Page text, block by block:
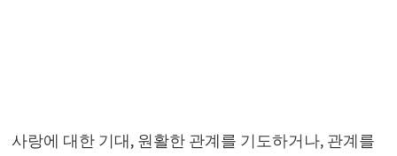
사랑에 대한 기대, 원활한 관계를 기도하거나, 관계를